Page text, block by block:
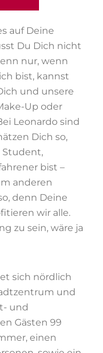
auf Deine
Du Dich nicht
nur, wenn
bist, kannst
und unsere
Up oder
Leonardo sind
Dich so,
Student,
bist –
anderen
denn Deine
wir alle.
zu sein, wäre ja
sich nördlich
und
und
Gästen 99
einen